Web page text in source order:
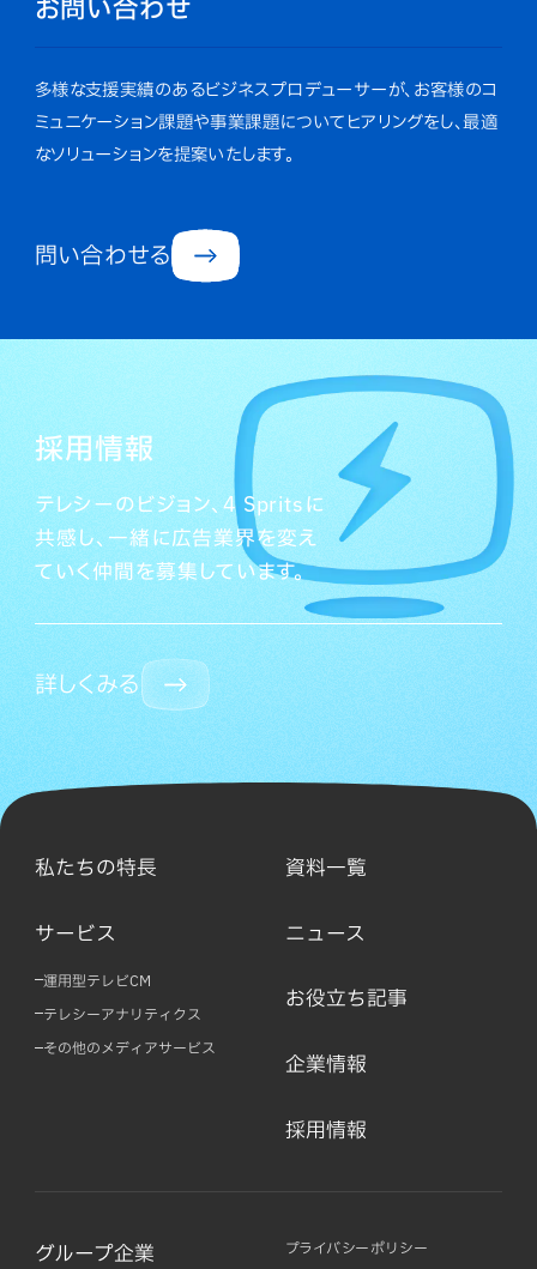
お問い合わせ
多様な支援実績のあるビジネスプロデューサーが、お客様のコ
ミュニケーション課題や事業課題についてヒアリングをし、最適
なソリューションを提案いたします。
問い合わせる
採用情報
テレシーのビジョン、4 Spritsに
共感し、一緒に広告業界を変え
ていく仲間を募集しています。
詳しくみる
私たちの特長
サービス
運用型テレビCM
テレシーアナリティクス
その他のメディアサービス
資料一覧
ニュース
お役立ち記事
企業情報
採用情報
グループ企業
プライバシーポリシー